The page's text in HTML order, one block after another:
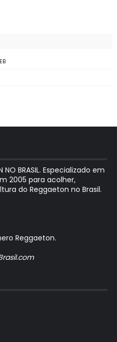
NO BRASIL. Especializado em
2005 para acolher,
do Reggaeton no Brasil.
Reggaeton.